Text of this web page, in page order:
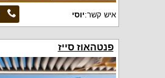
איש קשר:יוסי
פנטהאוז סייז